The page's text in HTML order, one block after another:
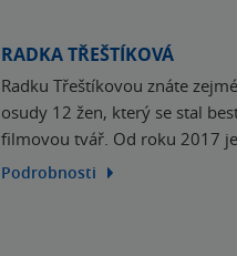
RADKA TŘEŠTÍKOVÁ
Radku Třeštíkovou znáte
osudy 12 žen, který se stal
filmovou tvář. Od roku 2017
Podrobnosti